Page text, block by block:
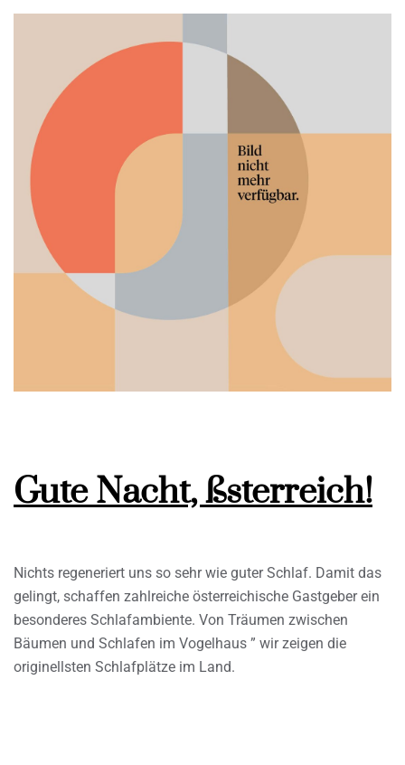
Gute Nacht, ßsterreich!
Nichts regeneriert uns so sehr wie guter Schlaf. Damit das
gelingt, schaffen zahlreiche österreichische Gastgeber ein
besonderes Schlafambiente. Von Träumen zwischen
Bäumen und Schlafen im Vogelhaus ” wir zeigen die
originellsten Schlafplätze im Land.